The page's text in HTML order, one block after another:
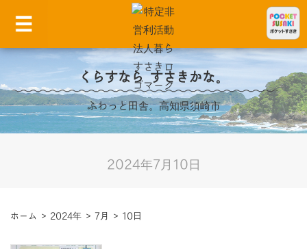
くらすなら すさきかな。
ふわっと田舎。高知県須崎市
2024年7月10日
ホーム > 2024年 > 7月 > 10日